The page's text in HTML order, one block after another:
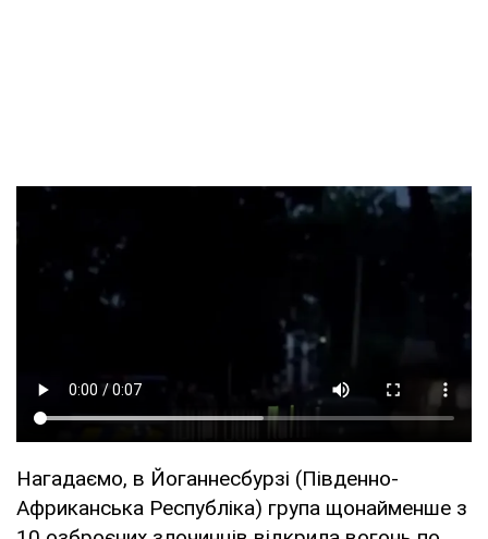
Нагадаємо, в Йоганнесбурзі (Південно-
Африканська Республіка) група щонайменше з